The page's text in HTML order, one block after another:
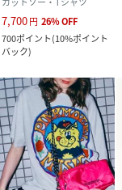
7,700円 26%OFF
700ポイント(10%ポイント
バック)